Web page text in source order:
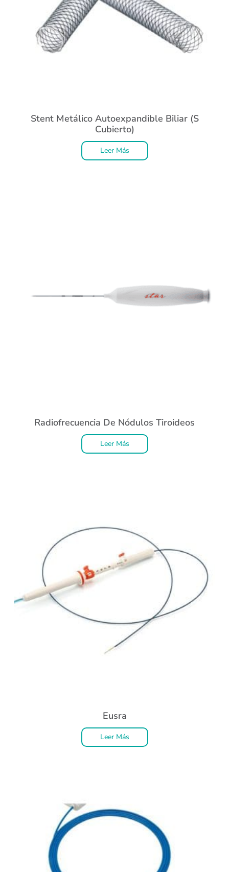
Stent Metálico Autoexpandible Biliar (S
Cubierto)
Leer Más
Radiofrecuencia De Nódulos Tiroideos
Leer Más
Eusra
Leer Más